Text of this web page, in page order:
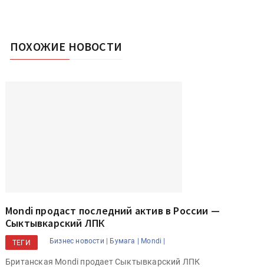
ПОХОЖИЕ НОВОСТИ
Mondi продаст последний актив в России —
Сыктывкарский ЛПК
ТЕГИ Бизнес новости | Бумага | Mondi |
Британская Mondi продает Сыктывкарский ЛПК